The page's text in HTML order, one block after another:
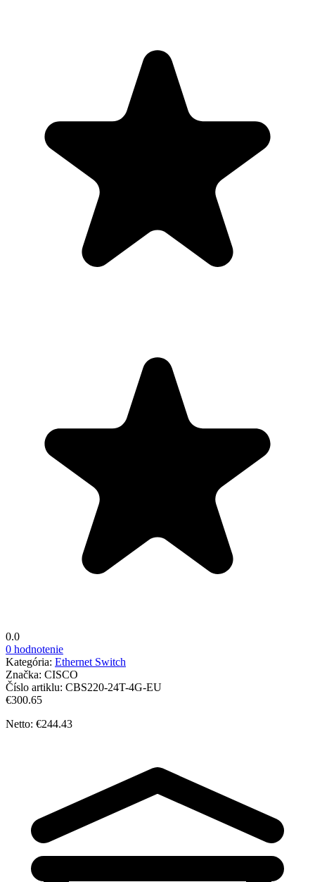
0.0
0 hodnotenie
Kategória: Ethernet Switch
Značka: CISCO
Číslo artiklu: CBS220-24T-4G-EU
€300.65
Netto: €244.43